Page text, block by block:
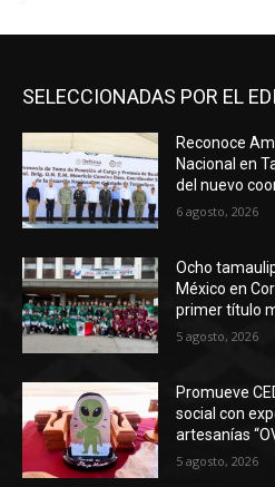
SELECCIONADAS POR EL
Reconoce
Nacional en
del nuevo
6 agosto, 2026
Ocho
México en
primer título
5 agosto, 2026
Promueve
social con
artesanías
5 agosto, 2026